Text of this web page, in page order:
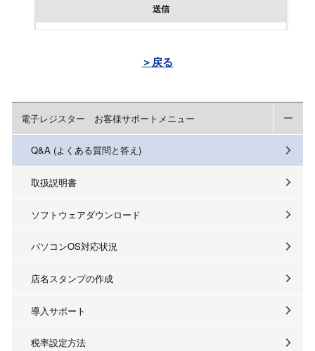
送信
＞戻る
電子レジスター お客様サポートメニュー
Q&A (よくある質問と答え)
取扱説明書
ソフトウェアダウンロード
パソコンOS対応状況
店名スタンプの作成
導入サポート
税率設定方法